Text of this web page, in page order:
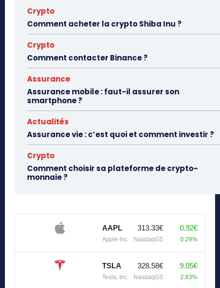
Crypto
Comment acheter la crypto Shiba Inu ?
Crypto
Comment contacter Binance ?
Assurance
Assurance mobile : faut-il assurer son
smartphone ?
Actualités
Assurance vie : c’est quoi et comment investir ?
Crypto
Comment choisir sa plateforme de crypto-
monnaie ?
AAPL
Apple Inc.
313.33€
NasdaqGS
0.92€
0.29%
TSLA
Tesla, Inc.
328.58€
NasdaqGS
9.05€
2.83%